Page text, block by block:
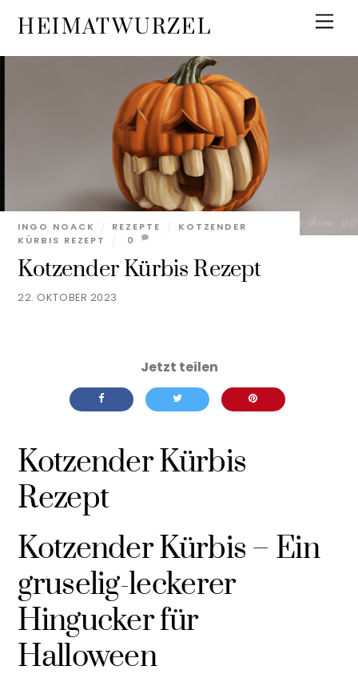
content
HEIMATWURZEL
22. OKTOBER 2023
Kotzender Kürbis Rezept
INGO NOACK REZEPTE
KOTZENDER
KÜRBIS REZEPT
0
Kotzender Kürbis
Rezept
Kotzender Kürbis – Ein
gruselig-leckerer
Hingucker für
Halloween